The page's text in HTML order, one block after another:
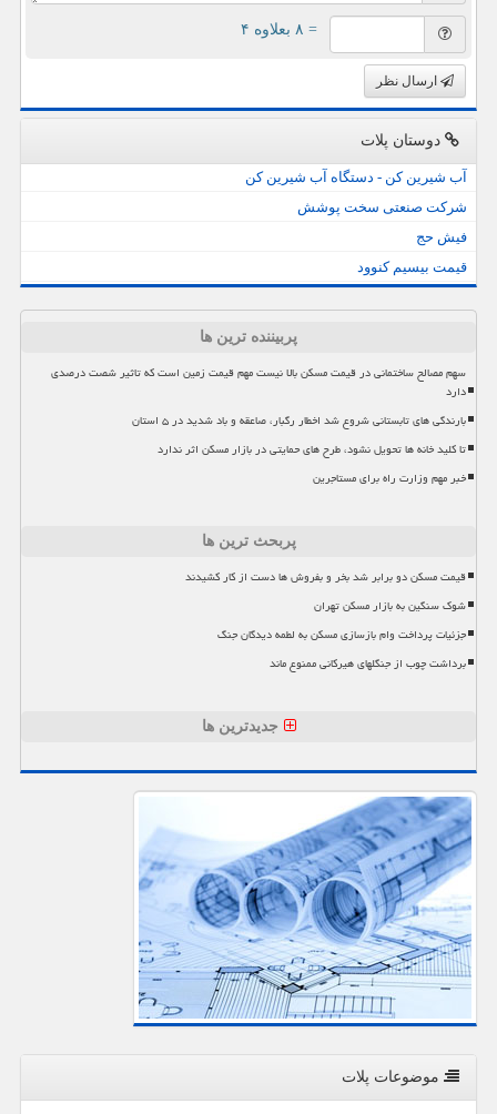
= ۸ بعلاوه ۴
ارسال نظر
دوستان پلات
آب شیرین کن - دستگاه آب شیرین کن
شرکت صنعتی سخت پوشش
فیش حج
قیمت بیسیم کنوود
پربیننده ترین ها
سهم مصالح ساختمانی در قیمت مسکن بالا نیست مهم قیمت زمین است که تاثیر شصت درصدی
دارد
بارندگی های تابستانی شروع شد اخطار رگبار، صاعقه و باد شدید در ۵ استان
تا کلید خانه ها تحویل نشود، طرح های حمایتی در بازار مسکن اثر ندارد
خبر مهم وزارت راه برای مستاجرین
پربحث ترین ها
قیمت مسکن دو برابر شد بخر و بفروش ها دست از کار کشیدند
شوک سنگین به بازار مسکن تهران
جزئیات پرداخت وام بازسازی مسکن به لطمه دیدگان جنگ
برداشت چوب از جنگلهای هیرکانی ممنوع ماند
جدیدترین ها
موضوعات پلات